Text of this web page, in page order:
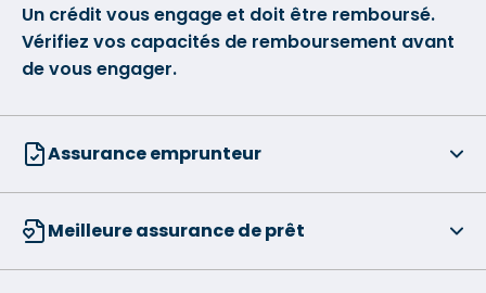
Un crédit vous engage et doit être remboursé.
Vérifiez vos capacités de remboursement avant
de vous engager.
Assurance emprunteur
Meilleure assurance de prêt